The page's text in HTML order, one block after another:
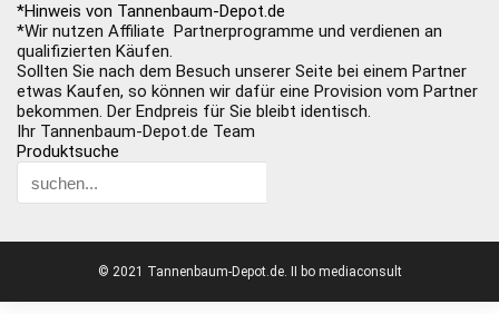
*Hinweis von Tannenbaum-Depot.de
*Wir nutzen Affiliate Partnerprogramme und verdienen an
qualifizierten Käufen.
Sollten Sie nach dem Besuch unserer Seite bei einem Partner
etwas Kaufen, so können wir dafür eine Provision vom Partner
bekommen. Der Endpreis für Sie bleibt identisch.
Ihr Tannenbaum-Depot.de Team
Produktsuche
© 2021 Tannenbaum-Depot.de. II bo mediaconsult